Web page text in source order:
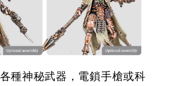
種神秘武器，電鎖手槍或科